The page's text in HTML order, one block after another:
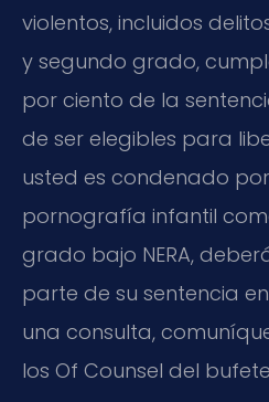
violentos, incluidos
y segundo grado,
por ciento de la
de ser elegibles para
usted es condenado
pornografía infantil
grado bajo NERA,
parte de su sentencia
una consulta,
los Of Counsel del